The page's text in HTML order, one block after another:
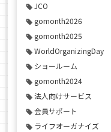
JCO
gomonth2026
gomonth2025
WorldOrganizingDay
ショールーム
gomonth2024
法人向けサービス
会員サポート
ライフオーガナイズ